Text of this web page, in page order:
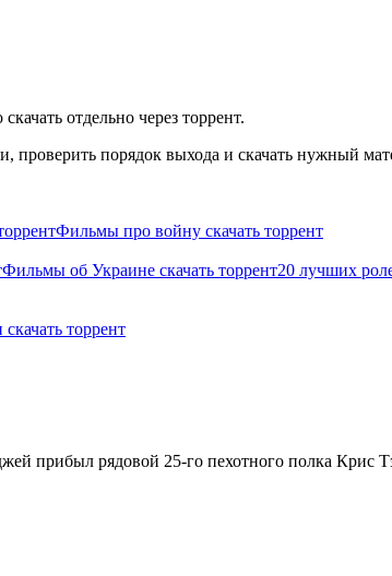
отдельно через торрент.
порядок выхода и скачать нужный
Фильмы про войну скачать торрент
Фильмы об Украине скачать торрент20 лучших
торрент
прибыл рядовой 25-го пехотного полка Крис